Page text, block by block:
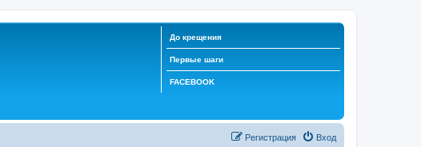
До крещения
Первые шаги
FACEBOOK
Вход
Регистрация